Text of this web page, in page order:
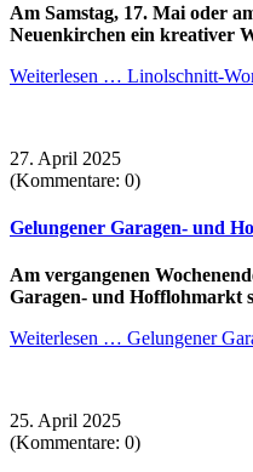
Am Samstag, 17. Mai oder
Neuenkirchen ein kreativer
Weiterlesen … Linolschnitt-
27. April 2025
(Kommentare: 0)
Gelungener Garagen- und
Am vergangenen
Garagen- und Hofflohmarkt
Weiterlesen … Gelungener
25. April 2025
(Kommentare: 0)